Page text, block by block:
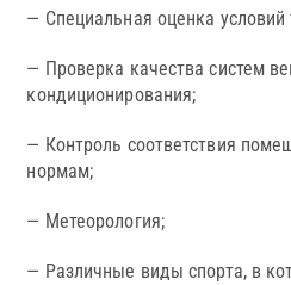
— Специальная оценка
— Проверка качества систем
кондиционирования;
— Контроль соответствия
нормам;
— Метеорология;
— Различные виды спорта, в